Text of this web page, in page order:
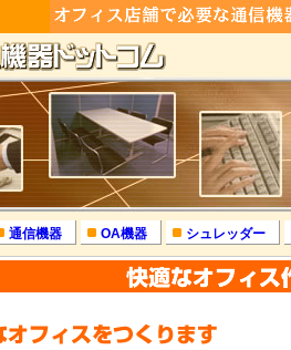
通信機器 OA機器 シュレッダー